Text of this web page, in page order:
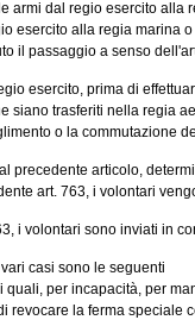
dal regio esercito alla
alla regia marina
il passaggio a senso
esercito, prima di
trasferiti nella regia
o la commutazione
articolo,
art. 763, i volontari
i volontari sono inviati in
casi sono le seguenti
per incapacità, per
la ferma speciale